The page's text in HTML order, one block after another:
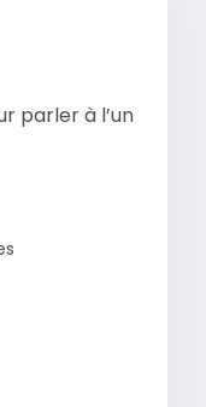
parler à l’un